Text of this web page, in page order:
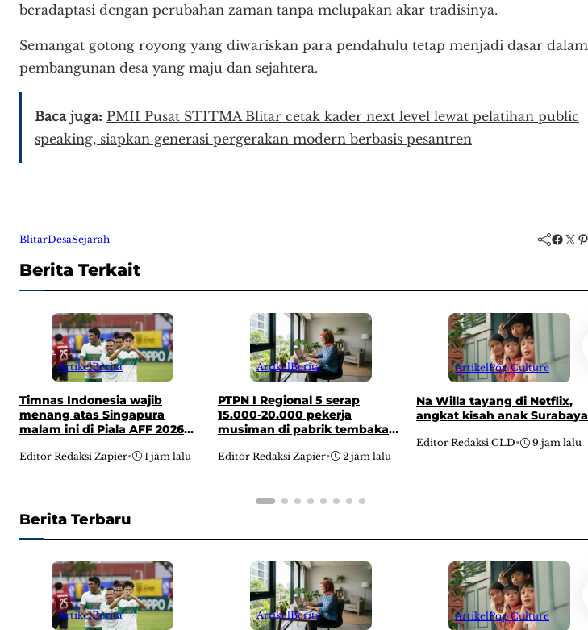
beradaptasi dengan perubahan zaman tanpa melupakan akar tradisinya.
Semangat gotong royong yang diwariskan para pendahulu tetap menjadi dasar dalam
pembangunan desa yang maju dan sejahtera.
Baca juga: PMII Pusat STITMA Blitar cetak kader next level lewat pelatihan public
speaking, siapkan generasi pergerakan modern berbasis pesantren
BlitarDesaSejarah Facebook Twitter Pinterest
Berita Terkait
ArtikelBerita
Timnas Indonesia wajib
menang atas Singapura
malam ini di Piala AFF 2026
demi jaga asa ke semifinal
Editor Redaksi Zapier• 1 jam lalu
ArtikelBerita
PTPN I Regional 5 serap
15.000-20.000 pekerja
musiman di pabrik tembakau
Editor Redaksi Zapier• 2 jam lalu
ArtikelPop Culture
Na Willa tayang di Netflix,
angkat kisah anak Surabaya
Editor Redaksi CLD• 9 jam lalu
Berita Terbaru
ArtikelBerita ArtikelBerita ArtikelPop Culture